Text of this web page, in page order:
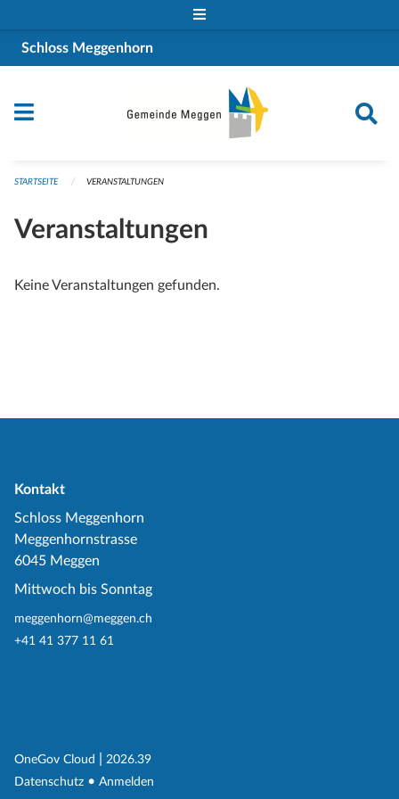
Schloss Meggenhorn
STARTSEITE VERANSTALTUNGEN
Veranstaltungen
Keine Veranstaltungen gefunden.
Kontakt
Schloss Meggenhorn
Meggenhornstrasse
6045 Meggen
Mittwoch bis Sonntag
meggenhorn@meggen.ch
+41 41 377 11 61
OneGov Cloud (External Link)
2026.39
Datenschutz (External Link)
Anmelden